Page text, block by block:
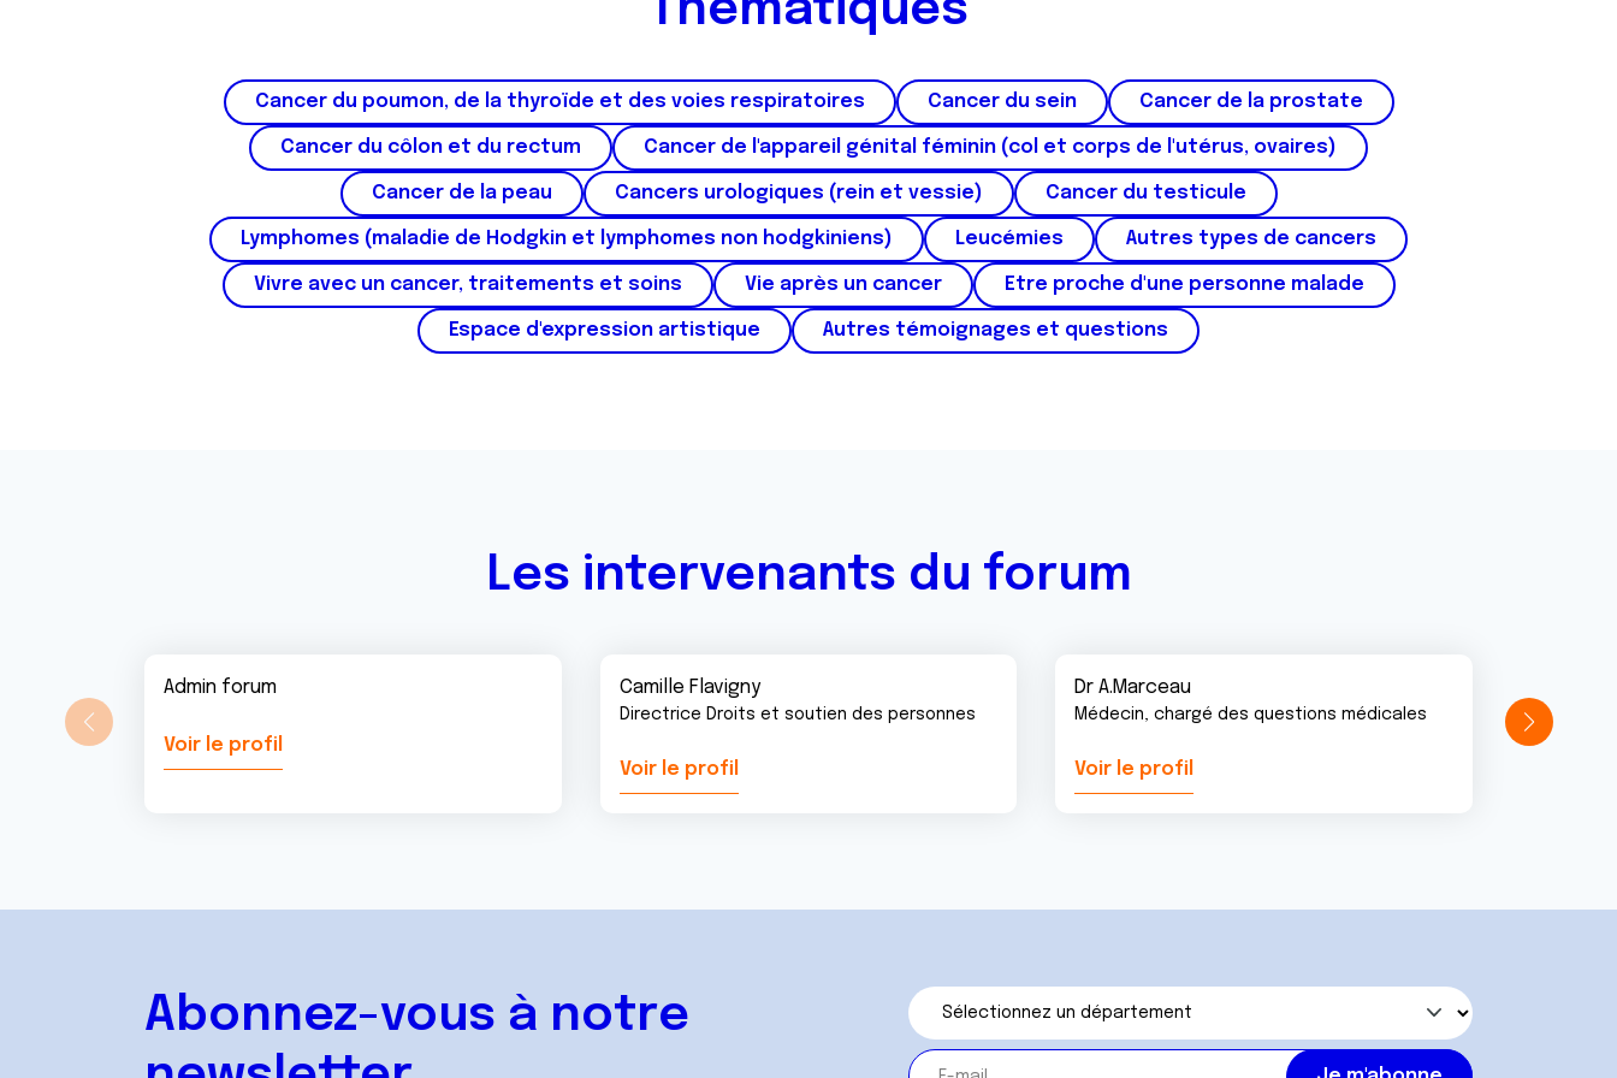
n
t
m
n
t
Thématiques
Cancer du poumon, de la thyroïde et des voies respiratoires Cancer du sein Cancer de la prostate
Cancer du côlon et du rectum Cancer de l'appareil génital féminin (col et corps de l'utérus, ovaires)
Cancer de la peau Cancers urologiques (rein et vessie) Cancer du testicule
Lymphomes (maladie de Hodgkin et lymphomes non hodgkiniens) Leucémies Autres types de cancers
Vivre avec un cancer, traitements et soins Vie après un cancer Etre proche d'une personne malade
Espace d'expression artistique Autres témoignages et questions
Les intervenants du forum
Admin forum
Voir le profil
Camille Flavigny
Directrice Droits et soutien des personnes
Voir le profil
Dr A.Marceau
Médecin, chargé des questions médicales
Voir le profil
Abonnez-vous à notre